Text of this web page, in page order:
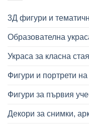
3Д фигури и
Образователна
Украса за класна
Фигури и портрети
Фигури за първия
Декори за снимки,